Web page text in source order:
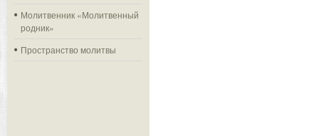
Молитвенник «Молитвенный
родник»
Пространство молитвы